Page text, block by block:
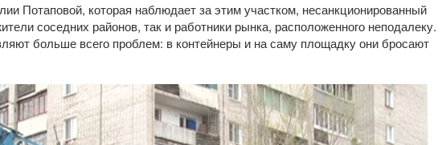
Потаповой, которая наблюдает за этим участком, несанкционированный
соседних районов, так и работники рынка, расположенного неподалеку.
больше всего проблем: в контейнеры и на саму площадку они бросают